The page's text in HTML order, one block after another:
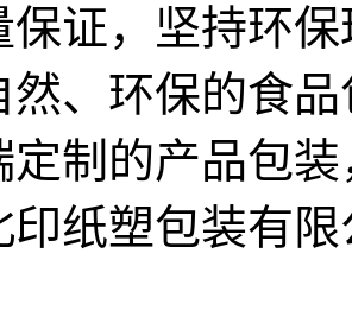
保证，坚持环
然、环保的食
定制的产品包
印纸塑包装有